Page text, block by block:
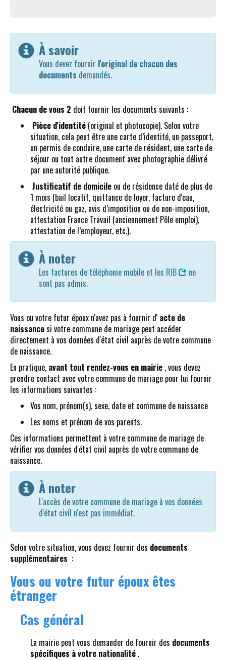
À savoir
Vous devez fournir l'original de chacun des
documents demandés.
Chacun de vous 2 doit fournir les documents suivants :
Pièce d'identité (original et photocopie). Selon votre
situation, cela peut être une carte d’identité, un passeport,
un permis de conduire, une carte de résident, une carte de
séjour ou tout autre document avec photographie délivré
par une autorité publique.
Justificatif de domicile ou de résidence daté de plus de
1 mois (bail locatif, quittance de loyer, facture d'eau,
électricité ou gaz, avis d’imposition ou de non-imposition,
attestation France Travail (anciennement Pôle emploi),
attestation de l’employeur, etc.).
À noter
Les factures de téléphonie mobile et les RIB
ne
sont pas admis.
Vous ou votre futur époux n'avez pas à fournir d' acte de
naissancesi votre commune de mariage peut accéder
directement à vos données d'état civil auprès de votre commune
de naissance.
En pratique, avant tout rendez-vous en mairie , vous devez
prendre contact avec votre commune de mariage pour lui fournir
les informations suivantes :
Vos nom, prénom(s), sexe, date et commune de naissance
Les noms et prénom de vos parents.
Ces informations permettent à votre commune de mariage de
vérifier vos données d'état civil auprès de votre commune de
naissance.
À noter
L'accès de votre commune de mariage à vos données
d'état civil n'est pas immédiat.
Selon votre situation, vous devez fournir des documents
supplémentaires :
Vous ou votre futur époux êtes
étranger
Cas général
La mairie peut vous demander de fournir des documents
spécifiques à votre nationalité .